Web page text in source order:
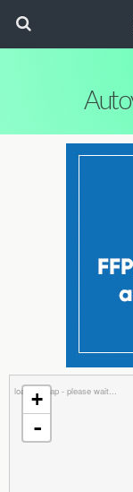
loading map - please wait...
+
-